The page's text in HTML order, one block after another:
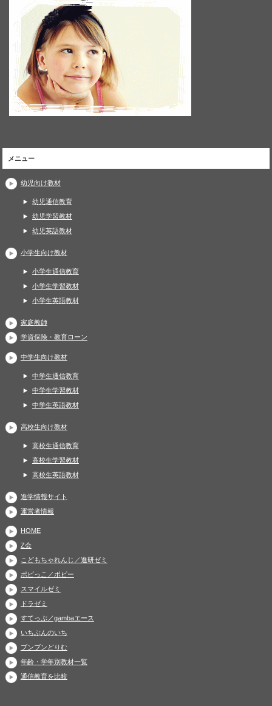
メニュー
幼児向け教材
幼児通信教育
幼児学習教材
幼児英語教材
小学生向け教材
小学生通信教育
小学生学習教材
小学生英語教材
家庭教師
学資保険・教育ローン
中学生向け教材
中学生通信教育
中学生学習教材
中学生英語教材
高校生向け教材
高校生通信教育
高校生学習教材
高校生英語教材
進学情報サイト
運営者情報
HOME
Z会
こどもちゃれんじ／進研ゼミ
ポピっこ／ポピー
スマイルゼミ
ドラゼミ
すてっぷ／gambaエース
いちぶんのいち
ブンブンどりむ
年齢・学年別教材一覧
通信教育を比較